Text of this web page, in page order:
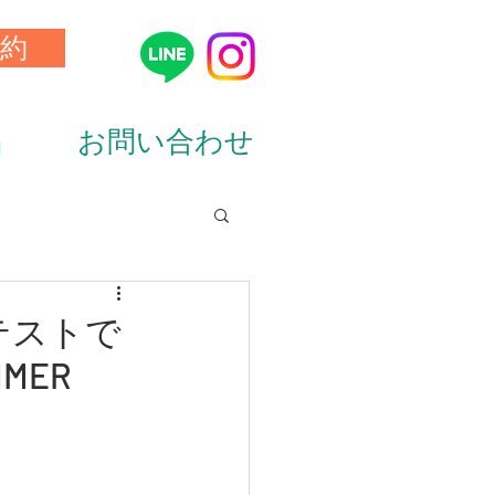
お問い合わせ
ストで